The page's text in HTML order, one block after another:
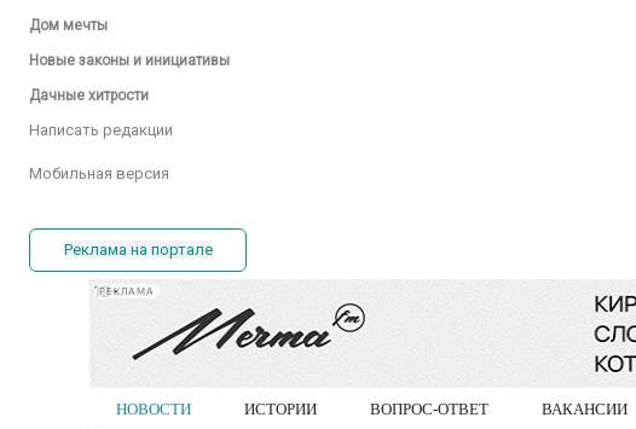
Дом мечты
Новые законы и инициативы
Дачные хитрости
Написать редакции
Мобильная версия
Реклама на портале
РЕКЛАМА
НОВОСТИ ИСТОРИИ ВОПРОС-ОТВЕТ ВАКАНСИИ